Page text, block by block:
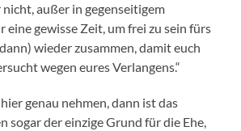
außer in gegenseitigem
eine gewisse Zeit, um frei zu sein fürs
wieder zusammen, damit euch
wegen eures Verlangens.“
genau nehmen, dann ist das
sogar der einzige Grund für die Ehe,